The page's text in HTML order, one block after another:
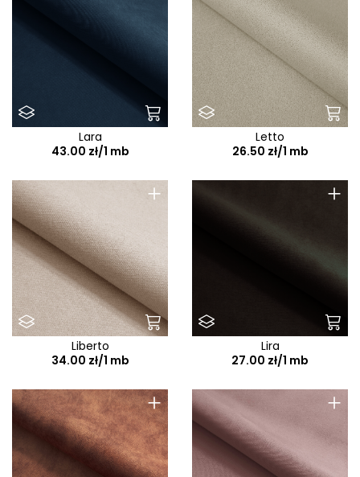
Lara
43.00 zł/1 mb
Letto
26.50 zł/1 mb
+
Liberto
34.00 zł/1 mb
+
Lira
27.00 zł/1 mb
+ +